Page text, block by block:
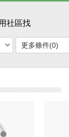
用社區找
更多條件(0)